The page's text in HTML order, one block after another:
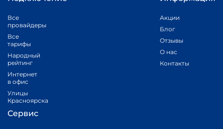
Все
провайдеры
Все
тарифы
Народный
рейтинг
Интернет
в офис
Улицы
Красноярска
Акции
Блог
Отзывы
О нас
Контакты
Сервис